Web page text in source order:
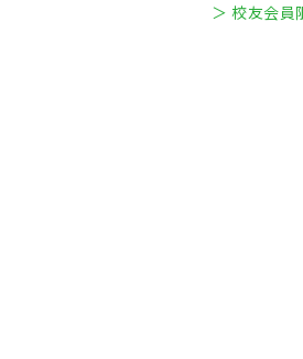
＞ 校友会員